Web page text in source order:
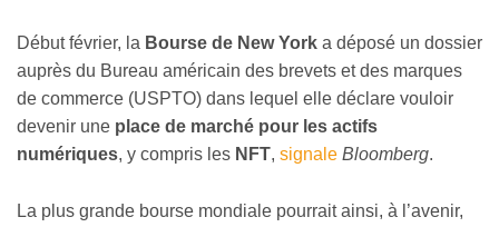
Début février, la Bourse de New York a déposé un dossier
auprès du Bureau américain des brevets et des marques
de commerce (USPTO) dans lequel elle déclare vouloir
devenir une place de marché pour les actifs
numériques, y compris les NFT, signale Bloomberg.
La plus grande bourse mondiale pourrait ainsi, à l’avenir,